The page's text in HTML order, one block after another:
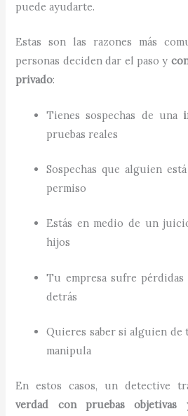
puede ayudarte.
Estas son las razones más
personas deciden dar el paso y
privado:
Tienes sospechas de una
pruebas reales
Sospechas que alguien
permiso
Estás en medio de un
hijos
Tu empresa sufre
detrás
Quieres saber si alguien
manipula
En estos casos, un detective
verdad con pruebas objetivas